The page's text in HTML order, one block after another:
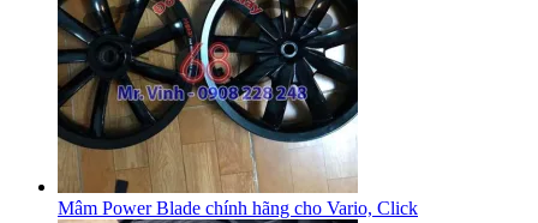
Mâm Power Blade chính hãng cho Vario, Click